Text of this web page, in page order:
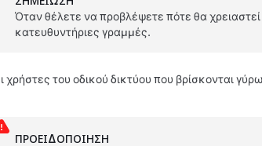
Όταν θέλετε να προβλέψετε πότε θα χρειαστεί
κατευθυντήριες γραμμές.
χρήστες του οδικού δικτύου που βρίσκονται
ΠΡΟΕΙΔΟΠΟΊΗΣΗ